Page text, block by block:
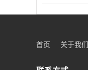
首页 关于我们